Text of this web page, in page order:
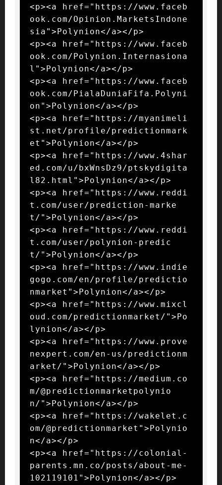
<p><a href="https://www.faceb
ook.com/Opinion.MarketsIndone
sia">Polynion</a></p>
<p><a href="https://www.faceb
ook.com/Polynion.Internasiona
l">Polynion</a></p>
<p><a href="https://www.faceb
ook.com/PialaDuniaFifa.Polyni
on">Polynion</a></p>
<p><a href="https://myanimeli
st.net/profile/predictionmark
et">Polynion</a></p>
<p><a href="https://www.4shar
ed.com/u/bxWnsDz9/ptskydigita
l82.html">Polynion</a></p>
<p><a href="https://www.reddi
t.com/user/prediction-marke
t/">Polynion</a></p>
<p><a href="https://www.reddi
t.com/user/polynion-predic
t/">Polynion</a></p>
<p><a href="https://www.indie
gogo.com/en/profile/predictio
nmarket">Polynion</a></p>
<p><a href="https://www.mixcl
oud.com/predictionmarket/">Po
lynion</a></p>
<p><a href="https://www.prove
nexpert.com/en-us/predictionm
arket/">Polynion</a></p>
<p><a href="https://medium.co
m/@predictionmarketpolynio
n/">Polynion</a></p>
<p><a href="https://wakelet.c
om/@predictionmarket">Polynio
n</a></p>
<p><a href="https://colonial-
parents.mn.co/posts/about-me-
102119101">Polynion</a></p>